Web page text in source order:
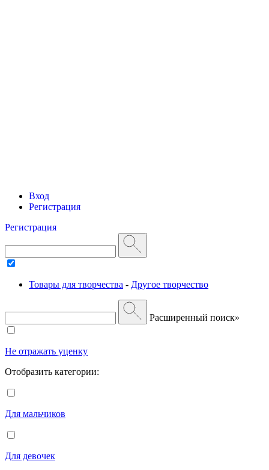
Вход
Регистрация
Регистрация
Товары для творчества - Другое творчество
Расширенный поиск»
Не отражать уценку
Отобразить категории:
Для мальчиков
Для девочек